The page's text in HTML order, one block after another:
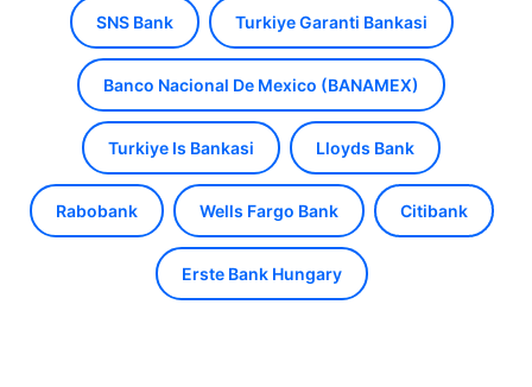
SNS Bank Turkiye Garanti Bankasi
Banco Nacional De Mexico (BANAMEX)
Turkiye Is Bankasi Lloyds Bank
Rabobank Wells Fargo Bank Citibank
Erste Bank Hungary